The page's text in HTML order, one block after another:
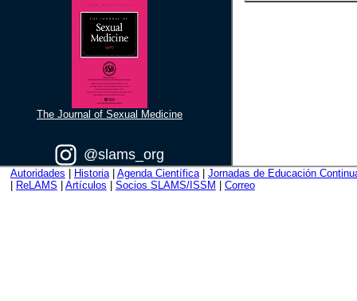
The Journal of Sexual Medicine
@slams_org
Autoridades Historia| Agenda Científica| Jornadas de Educación
ReLAMS Artículos Socios SLAMS/ISSM Correo